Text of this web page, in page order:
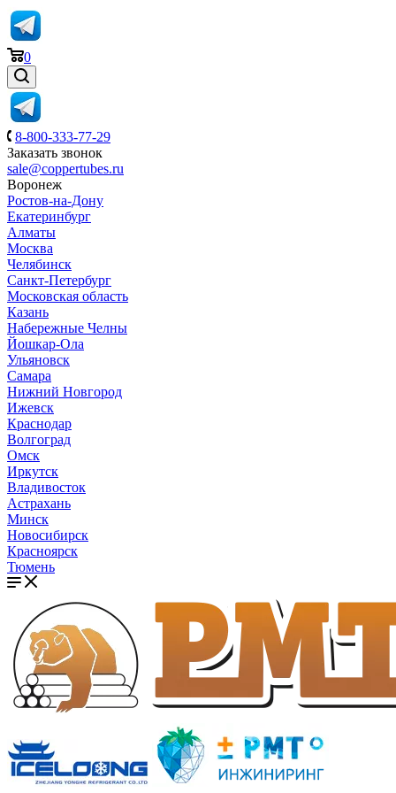
0
8-800-333-77-29
Заказать звонок
sale@coppertubes.ru
Воронеж
Ростов-на-Дону
Екатеринбург
Алматы
Москва
Челябинск
Санкт-Петербург
Московская область
Казань
Набережные Челны
Йошкар-Ола
Ульяновск
Самара
Нижний Новгород
Ижевск
Краснодар
Волгоград
Омск
Иркутск
Владивосток
Астрахань
Минск
Новосибирск
Красноярск
Тюмень